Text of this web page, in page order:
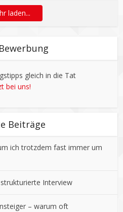
laden...
gleich in die Tat
bei uns!
Beiträge
ich trotzdem fast immer um
Interview
– warum oft